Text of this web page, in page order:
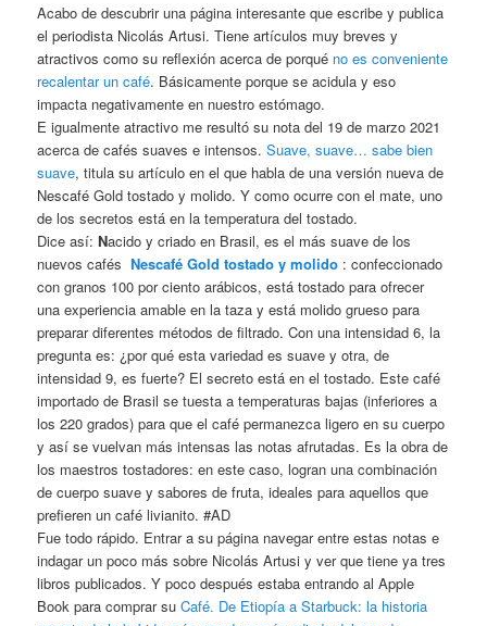
Acabo de descubrir una página interesante que escribe y publica
el periodista Nicolás Artusi. Tiene artículos muy breves y
atractivos como su reflexión acerca de porqué no es conveniente
recalentar un café. Básicamente porque se acidula y eso
impacta negativamente en nuestro estómago.
E igualmente atractivo me resultó su nota del 19 de marzo 2021
acerca de cafés suaves e intensos.Suave, suave… sabe bien
suave, titula su artículo en el que habla de una versión nueva de
Nescafé Gold tostado y molido. Y como ocurre con el mate, uno
de los secretos está en la temperatura del tostado.
Dice así:Nacido y criado en Brasil, es el más suave de los
nuevos cafésNescafé Gold tostado y molido : confeccionado
con granos 100 por ciento arábicos, está tostado para ofrecer
una experiencia amable en la taza y está molido grueso para
preparar diferentes métodos de filtrado. Con una intensidad 6, la
pregunta es: ¿por qué esta variedad es suave y otra, de
intensidad 9, es fuerte? El secreto está en el tostado. Este café
importado de Brasil se tuesta a temperaturas bajas (inferiores a
los 220 grados) para que el café permanezca ligero en su cuerpo
y así se vuelvan más intensas las notas afrutadas. Es la obra de
los maestros tostadores: en este caso, logran una combinación
de cuerpo suave y sabores de fruta, ideales para aquellos que
prefieren un café livianito. #AD
Fue todo rápido. Entrar a su página navegar entre estas notas e
indagar un poco más sobre Nicolás Artusi y ver que tiene ya tres
libros publicados. Y poco después estaba entrando al Apple
Book para comprar suCafé. De Etiopía a Starbuck: la historia